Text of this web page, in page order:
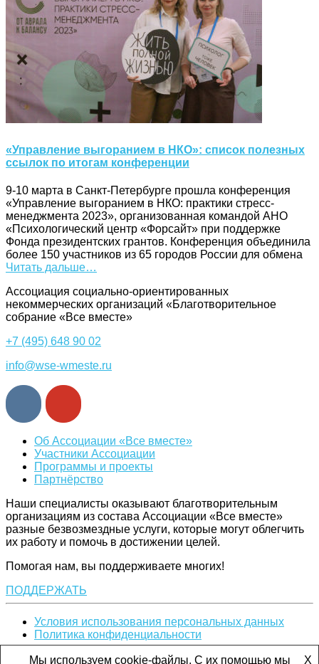
«Управление выгоранием в НКО»: список полезных
ссылок по итогам конференции
9-10 марта в Санкт-Петербурге прошла конференция
«Управление выгоранием в НКО: практики стресс-
менеджмента 2023», организованная командой АНО
«Психологический центр «Форсайт» при поддержке
Фонда президентских грантов. Конференция объединила
более 150 участников из 65 городов России для обмена
Читать дальше…
Ассоциация cоциально-ориентированных
некоммерческих организаций «Благотворительное
собрание «Все вместе»
+7 (495) 648 90 02
info@wse-wmeste.ru
Об Ассоциации «Все вместе»
Участники Ассоциации
Программы и проекты
Партнёрство
Наши специалисты оказывают благотворительным
организациям из состава Ассоциации «Все вместе»
разные безвозмездные услуги, которые могут облегчить
их работу и помочь в достижении целей.
Помогая нам, вы поддерживаете многих!
ПОДДЕРЖАТЬ
Условия использования персональных данных
Политика конфиденциальности
Ассоциация «Все вместе». Все права защищены. © 2019
Мы используем cookie-файлы. С их помощью мы X